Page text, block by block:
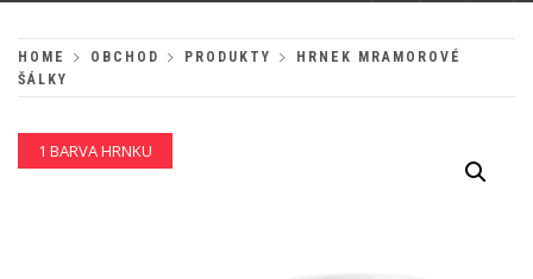
HOME OBCHOD PRODUKTY
HRNEK MRAMOROVÉ
ŠÁLKY
1 BARVA HRNKU